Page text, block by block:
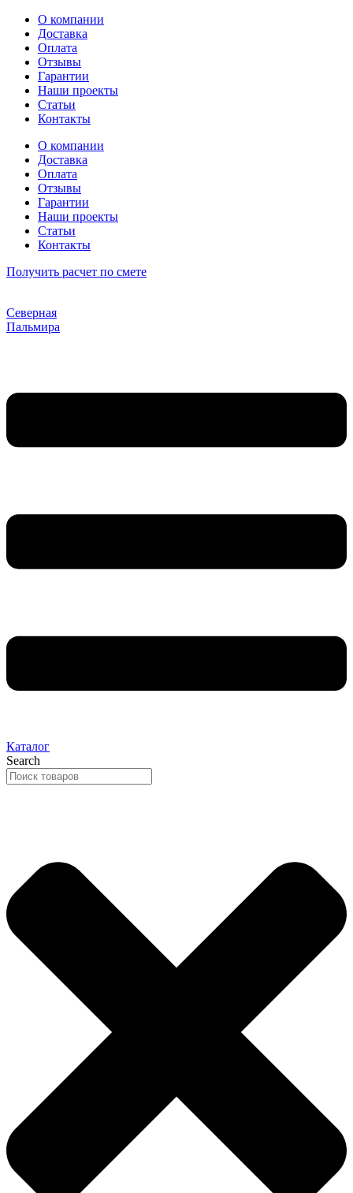
Перейти
содержимому
О компании
Доставка
Оплата
Отзывы
Гарантии
Наши проекты
Статьи
Контакты
О компании
Доставка
Оплата
Отзывы
Гарантии
Наши проекты
Статьи
Контакты
Получить расчет по смете
Северная
Пальмира
Каталог
Search